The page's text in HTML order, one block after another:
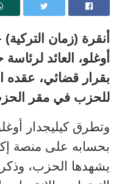
أنقرة (زمان
أوغلو، العائد
بقرار قضائي، عقده
للحزب في مقر
وتطرق كيليجدار
بحسابه على منصة
يشهدها الحزب،